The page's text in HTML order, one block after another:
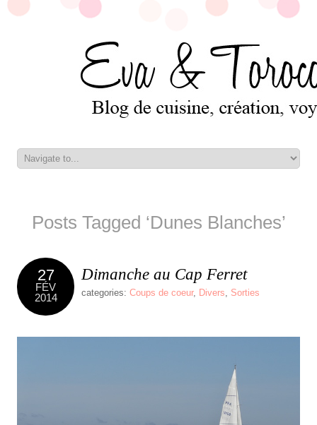
Posts Tagged ‘Dunes Blanches’
27
FÉV
2014
Dimanche au Cap Ferret
categories: Coups de coeur, Divers, Sorties